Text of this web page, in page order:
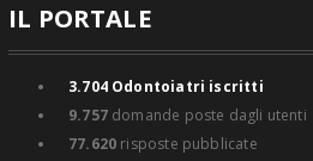
IL PORTALE
3.704Odontoiatri iscritti
9.757domande poste dagli utenti
77.620 risposte pubblicate